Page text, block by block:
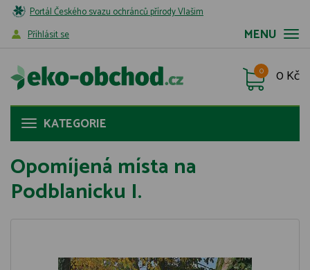
Portál Českého svazu ochránců přírody Vlašim
MENU
Příhlásit se
0 Kč
0
KATEGORIE
Opomíjená místa na
Podblanicku I.